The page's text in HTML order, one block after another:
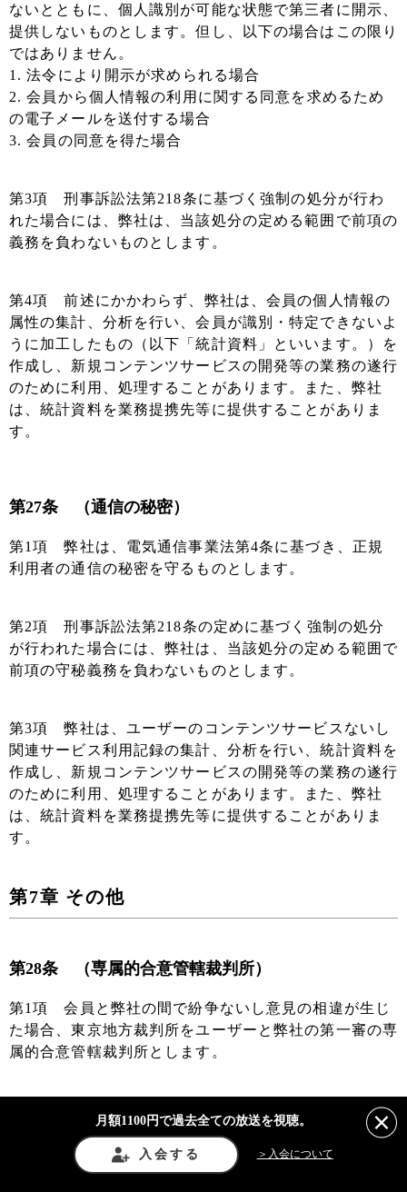
ないとともに、個人識別が可能な状態で第三者に開示、
提供しないものとします。但し、以下の場合はこの限り
ではありません。
1. 法令により開示が求められる場合
2. 会員から個人情報の利用に関する同意を求めるため
の電子メールを送付する場合
3. 会員の同意を得た場合
第3項 刑事訴訟法第218条に基づく強制の処分が行わ
れた場合には、弊社は、当該処分の定める範囲で前項の
義務を負わないものとします。
第4項 前述にかかわらず、弊社は、会員の個人情報の
属性の集計、分析を行い、会員が識別・特定できないよ
うに加工したもの（以下「統計資料」といいます。）を
作成し、新規コンテンツサービスの開発等の業務の遂行
のために利用、処理することがあります。また、弊社
は、統計資料を業務提携先等に提供することがありま
す。
第27条 （通信の秘密）
第1項 弊社は、電気通信事業法第4条に基づき、正規
利用者の通信の秘密を守るものとします。
第2項 刑事訴訟法第218条の定めに基づく強制の処分
が行われた場合には、弊社は、当該処分の定める範囲で
前項の守秘義務を負わないものとします。
第3項 弊社は、ユーザーのコンテンツサービスないし
関連サービス利用記録の集計、分析を行い、統計資料を
作成し、新規コンテンツサービスの開発等の業務の遂行
のために利用、処理することがあります。また、弊社
は、統計資料を業務提携先等に提供することがありま
す。
第7章 その他
第28条 （専属的合意管轄裁判所）
第1項 会員と弊社の間で紛争ないし意見の相違が生じ
た場合、東京地方裁判所をユーザーと弊社の第一審の専
属的合意管轄裁判所とします。
第29条 （準拠法）
第1項 この利用規約に関する準拠法は、日本法としま
月額1100円で過去全ての放送を視聴。
入会する ＞入会について